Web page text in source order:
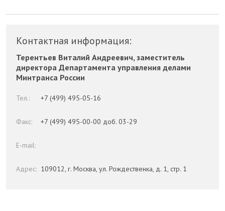
Контактная информация:
Терентьев Виталий Андреевич, заместитель
директора Департамента управления делами
Минтранса России
Тел.: +7 (499) 495-05-16
Факс: +7 (499) 495-00-00 доб. 03-29
E-mail:
Адрес: 109012, г. Москва, ул. Рождественка, д. 1, стр. 1